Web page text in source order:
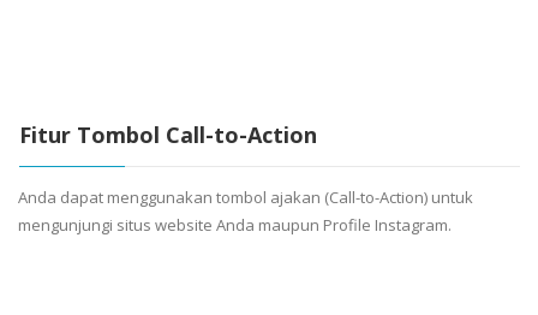
Fitur Tombol Call-to-Action
Anda dapat menggunakan tombol ajakan (Call-to-Action) untuk
mengunjungi situs website Anda maupun Profile Instagram.